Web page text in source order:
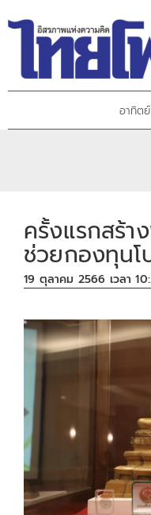
อาทิต
ครั้งแรกสร้า
ช่วยกองทุน
19 ตุลาคม 2566 เวลา